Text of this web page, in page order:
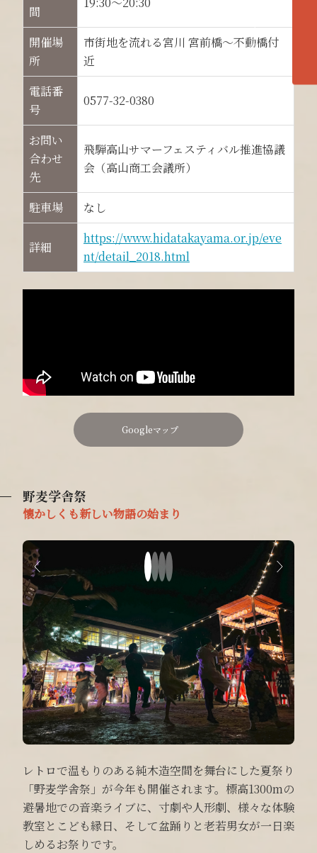
間
開催場
所
市街地を流れる宮川 宮前橋～不動橋付
近
電話番
号
0577-32-0380
お問い
合わせ
先
飛騨高山サマーフェスティバル推進協議
会（高山商工会議所）
駐車場 なし
詳細
https://www.hidatakayama.or.jp/eve
nt/detail_2018.html
Googleマップ
野麦学舎祭
懐かしくも新しい物語の始まり
レトロで温もりのある純木造空間を舞台にした夏祭り
「野麦学舎祭」が今年も開催されます。標高1300mの
避暑地での音楽ライブに、寸劇や人形劇、様々な体験
教室とこども縁日、そして盆踊りと老若男女が一日楽
しめるお祭りです。
各エリアの紹介へ